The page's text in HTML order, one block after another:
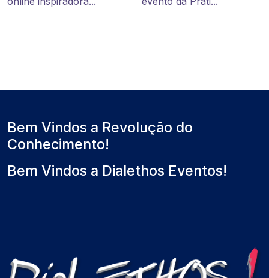
Bem Vindos a Revolução do
Conhecimento!
Bem Vindos a Dialethos Eventos!